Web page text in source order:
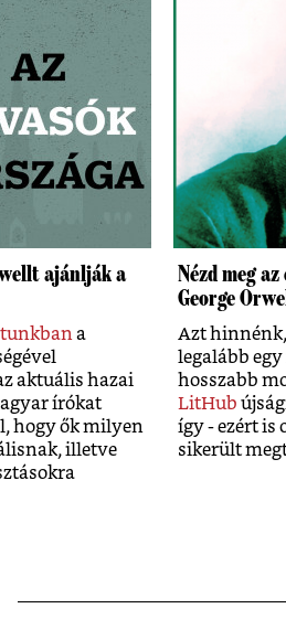
ajánlják a
a
aktuális hazai
írókat
hogy ők milyen
illetve
Nézd meg
George
Azt
legalább
hosszabb
LitHub
így - ezért is
sikerült